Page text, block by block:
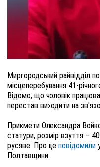
Миргородський райвідділ
місцеперебування 41-
Відомо, що чоловік
перестав виходити на
Прикмети Олександра
статури, розмір взуття –
русяве. Про це повідомили
Полтавщини.